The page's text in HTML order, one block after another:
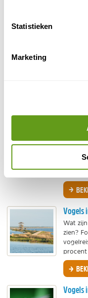
Statistieken
Marketing
Vogels
grote
Vogels
Wat
zien?
procent
Vogels